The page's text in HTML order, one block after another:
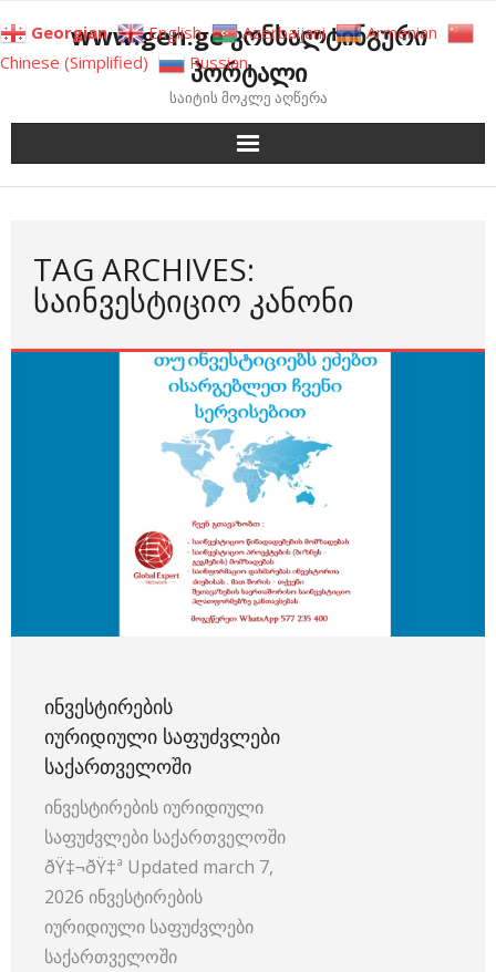
to
content
www.gen.ge კონსალტინგური
პორტალი
საიტის მოკლე აღწერა
TAG ARCHIVES:
ᲡᲐᲘᲜᲕᲔᲡᲢᲘᲪᲘᲝ ᲙᲐᲜᲝᲜᲘ
ᲘᲜᲕᲔᲡᲢᲘᲠᲔᲑᲘᲡ
ᲘᲣᲠᲘᲓᲘᲣᲚᲘ ᲡᲐᲤᲣᲫᲕᲚᲔᲑᲘ
ᲡᲐᲥᲐᲠᲗᲕᲔᲚᲝᲨᲘ
ინვესტირების იურიდიული
საფუძვლები საქართველოში
ðŸ‡¬ðŸ‡ª Updated march 7,
2026 ინვესტირების
იურიდიული საფუძვლები
საქართველოში
Georgian English Azerbaijani
Armenian
Chinese (Simplified)
Russian